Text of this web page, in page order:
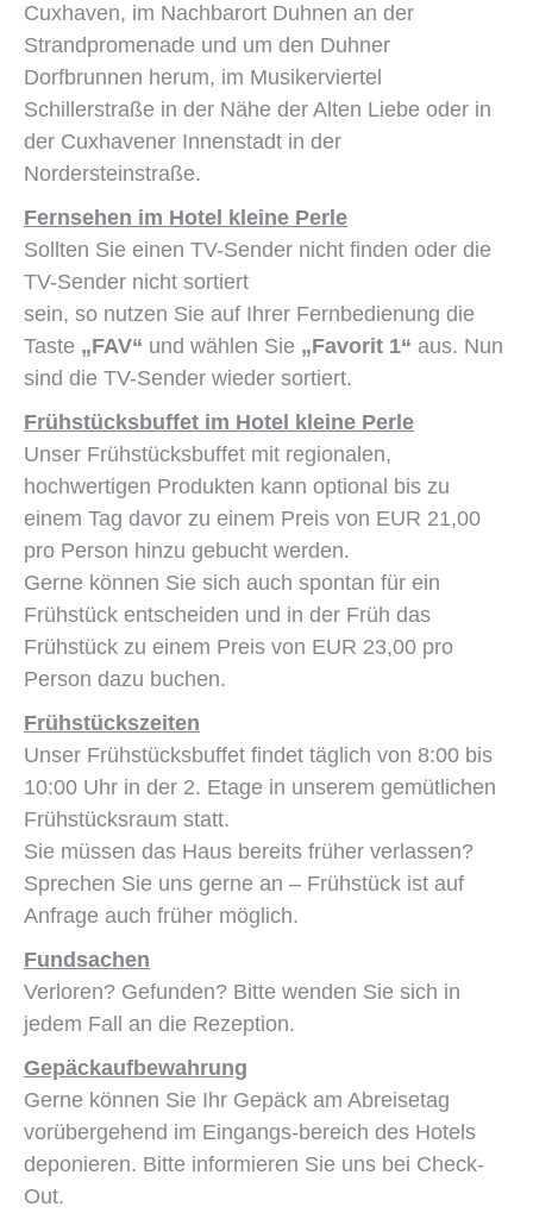
Cuxhaven, im Nachbarort Duhnen an der
Strandpromenade und um den Duhner
Dorfbrunnen herum, im Musikerviertel
Schillerstraße in der Nähe der Alten Liebe oder in
der Cuxhavener Innenstadt in der
Nordersteinstraße.
Fernsehen im Hotel kleine Perle
Sollten Sie einen TV-Sender nicht finden oder die
TV-Sender nicht sortiert
sein, so nutzen Sie auf Ihrer Fernbedienung die
Taste „FAV“ und wählen Sie „Favorit 1“ aus. Nun
sind die TV-Sender wieder sortiert.
Frühstücksbuffet im Hotel kleine Perle
Unser Frühstücksbuffet mit regionalen,
hochwertigen Produkten kann optional bis zu
einem Tag davor zu einem Preis von EUR 21,00
pro Person hinzu gebucht werden.
Gerne können Sie sich auch spontan für ein
Frühstück entscheiden und in der Früh das
Frühstück zu einem Preis von EUR 23,00 pro
Person dazu buchen.
Frühstückszeiten
Unser Frühstücksbuffet findet täglich von 8:00 bis
10:00 Uhr in der 2. Etage in unserem gemütlichen
Frühstücksraum statt.
Sie müssen das Haus bereits früher verlassen?
Sprechen Sie uns gerne an – Frühstück ist auf
Anfrage auch früher möglich.
Fundsachen
Verloren? Gefunden? Bitte wenden Sie sich in
jedem Fall an die Rezeption.
Gepäckaufbewahrung
Gerne können Sie Ihr Gepäck am Abreisetag
vorübergehend im Eingangs-bereich des Hotels
deponieren. Bitte informieren Sie uns bei Check-
Out.